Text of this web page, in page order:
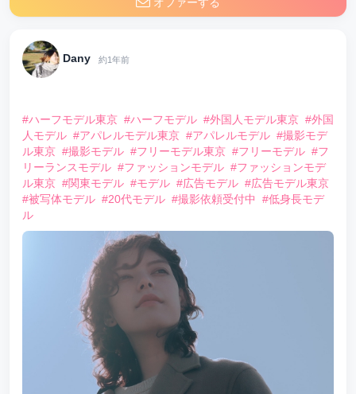
Dany 約1年前
#ハーフモデル東京 #ハーフモデル #外国人モデル東京 #外国
人モデル #アパレルモデル東京 #アパレルモデル #撮影モデ
ル東京 #撮影モデル #フリーモデル東京 #フリーモデル #フ
リーランスモデル #ファッションモデル #ファッションモデ
ル東京 #関東モデル #モデル #広告モデル #広告モデル東京
#被写体モデル #20代モデル #撮影依頼受付中
#低身長モデ
ル